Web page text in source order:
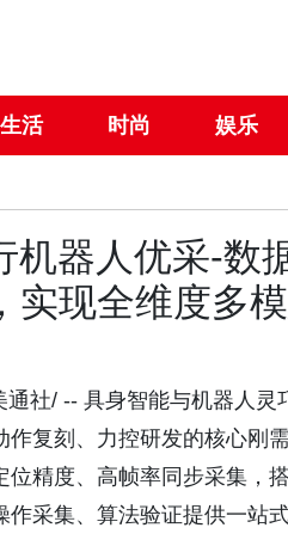
生活 时尚 娱乐
机器人优采-数
实现全维度多
社/ -- 具身智能与机器人
作复刻、力控研发的核心刚
位精度、高帧率同步采集，
作采集、算法验证提供一站